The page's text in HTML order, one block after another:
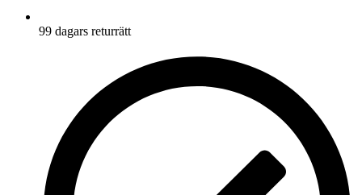
99 dagars returrätt